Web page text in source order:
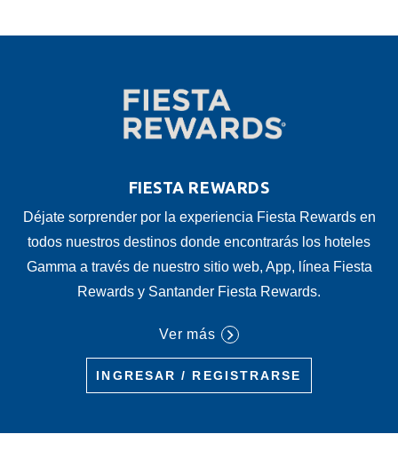
FIESTA REWARDS
Déjate sorprender por la experiencia Fiesta Rewards en
todos nuestros destinos donde encontrarás los hoteles
Gamma a través de nuestro sitio web, App, línea Fiesta
Rewards y Santander Fiesta Rewards.
Ver más
INGRESAR / REGISTRARSE